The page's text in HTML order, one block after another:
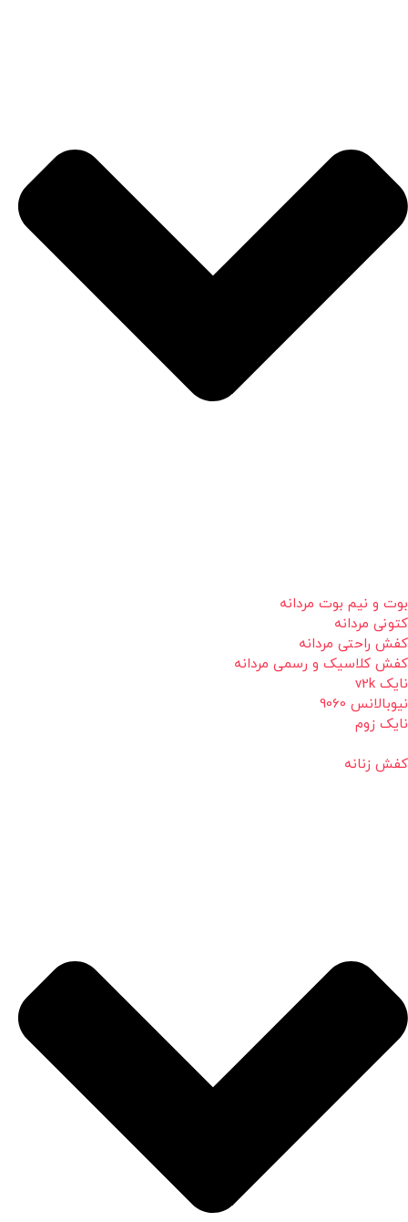
بوت و نیم بوت مردانه
کتونی مردانه
کفش راحتی مردانه
کفش کلاسیک و رسمی مردانه
نایک v2k
نیوبالانس 9060
نایک زوم
کفش زنانه